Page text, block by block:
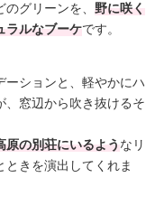
のグリーンを、野に咲く
ラルなブーケです。
ーションと、軽やかにハ
、窓辺から吹き抜けるそ
原の別荘にいるよう なリ
ときを演出してくれま